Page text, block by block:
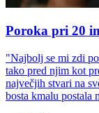
Poroka pri 20
"Najbolj se mi zdi
tako pred njim kot
največjih stvari na
bosta kmalu postala